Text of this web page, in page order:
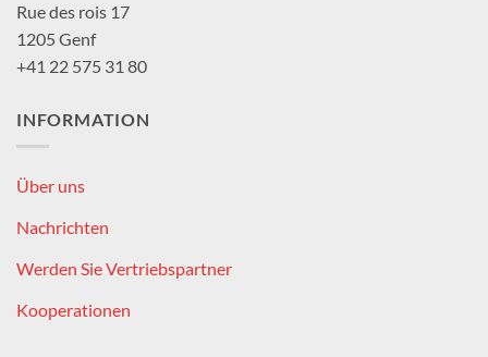
Rue des rois 17
1205 Genf
+41 22 575 31 80
INFORMATION
Über uns
Nachrichten
Werden Sie Vertriebspartner
Kooperationen